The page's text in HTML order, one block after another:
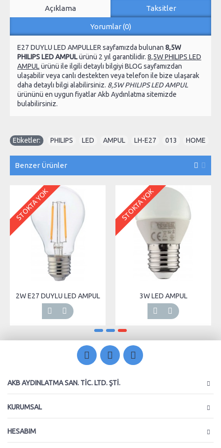
Açıklama Taksitler
Yorumlar (0)
E27 DUYLU LED AMPULLER sayfamızda bulunan 8,5W
PHILIPS LED AMPULürünü 2 yıl garantilidir. 8,5W PHILIPS LED
AMPULürünü ile ilgili detaylı bilgiyi BLOG sayfamızdan
ulaşabilir veya canlı destekten veya telefon ile bize ulaşarak
daha detaylı bilgi alabilirsiniz. 8,5W PHILIPS LED AMPUL
ürününü en uygun fiyatlar Akb Aydınlatma sitemizde
bulabilirsiniz.
Etiketler: PHILIPS LED AMPUL LH-E27 013 HOME
Benzer Ürünler
STOKTA YOK
2W E27 DUYLU LED AMPUL
STOKTA YOK
3W LED AMPUL
AKB AYDINLATMA SAN. TIC. LTD. ŞTI.
KURUMSAL
HESABIM